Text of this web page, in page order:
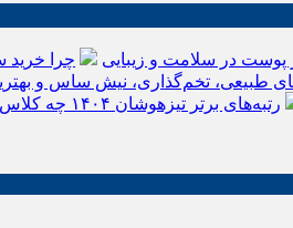
در سلامت و زیبایی چرا خرید
طبیعی، تخم‌گذاری، نیش ساس و
رتبه‌های برتر تیزهوشان ۱۴۰۴ چه کلاس‌هایی را انتخاب کردند؟